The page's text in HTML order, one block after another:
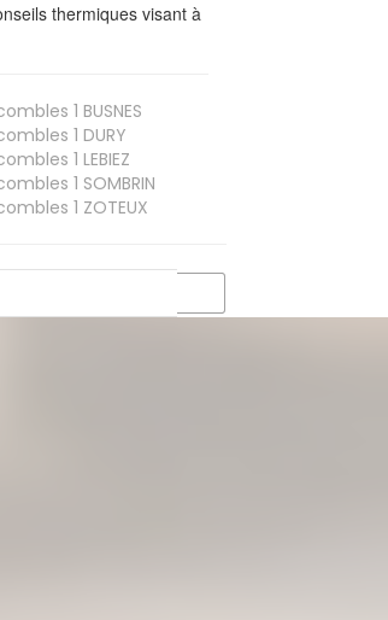
thermiques visant à
1 BUSNES
1 DURY
1 LEBIEZ
1 SOMBRIN
1 ZOTEUX